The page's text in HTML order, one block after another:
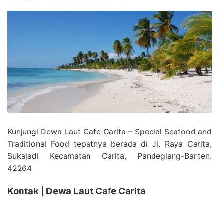
Kunjungi Dewa Laut Cafe Carita – Special Seafood and
Traditional Food tepatnya berada di Jl. Raya Carita,
Sukajadi Kecamatan Carita, Pandeglang-Banten.
42264
Kontak | Dewa Laut Cafe Carita